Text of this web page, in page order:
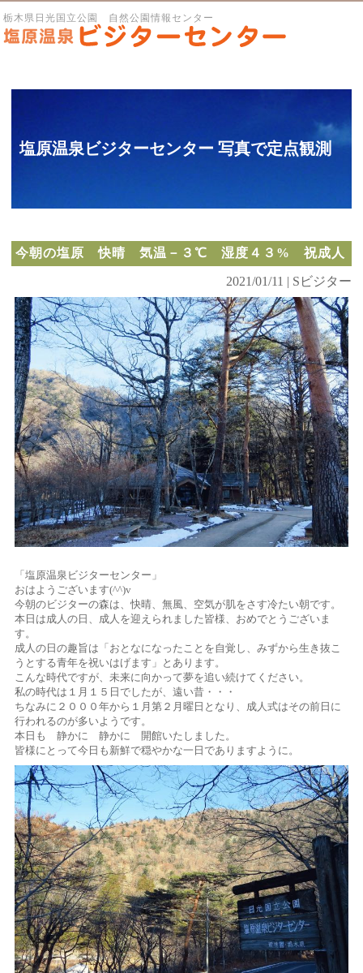
栃木県日光国立公園 自然公園情報センター
塩原温泉ビジターセンター 写真で定点観測
今朝の塩原 快晴 気温－３℃ 湿度４３% 祝成人
2021/01/11 | Sビジター
「塩原温泉ビジターセンター」
おはようございます(^^)v
今朝のビジターの森は、快晴、無風、空気が肌をさす冷たい朝です。
本日は成人の日、成人を迎えられました皆様、おめでとうございま
す。
成人の日の趣旨は「おとなになったことを自覚し、みずから生き抜こ
うとする青年を祝いはげます」とあります。
こんな時代ですが、未来に向かって夢を追い続けてください。
私の時代は１月１５日でしたが、遠い昔・・・
ちなみに２０００年から１月第２月曜日となり、成人式はその前日に
行われるのが多いようです。
本日も 静かに 静かに 開館いたしました。
皆様にとって今日も新鮮で穏やかな一日でありますように。